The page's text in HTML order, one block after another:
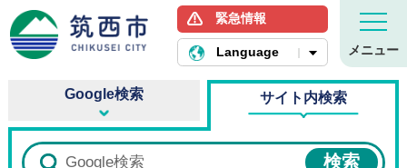
筑西市ホームページ
緊急情報
Language メニュー
Google検索 サイト内検索